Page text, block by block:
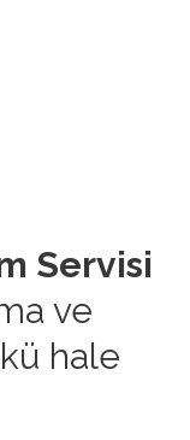
Servisi
ve
hale